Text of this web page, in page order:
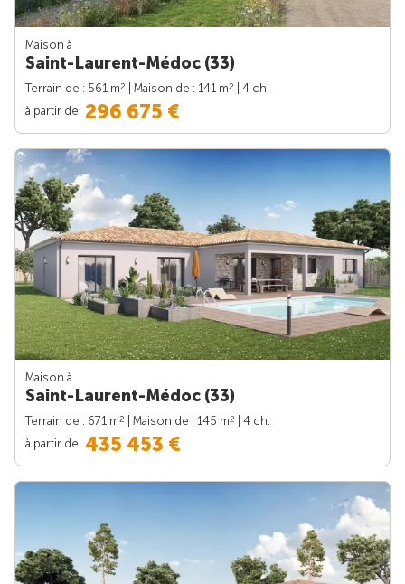
Maison à
Saint-Laurent-Médoc (33)
Terrain de : 561 m2 | Maison de : 141 m2
| 4 ch.
à partir de 296 675 €
Maison à
Saint-Laurent-Médoc (33)
Terrain de : 671 m2 | Maison de : 145 m2
| 4 ch.
à partir de 435 453 €